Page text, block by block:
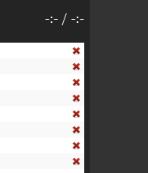
-:- / -:-